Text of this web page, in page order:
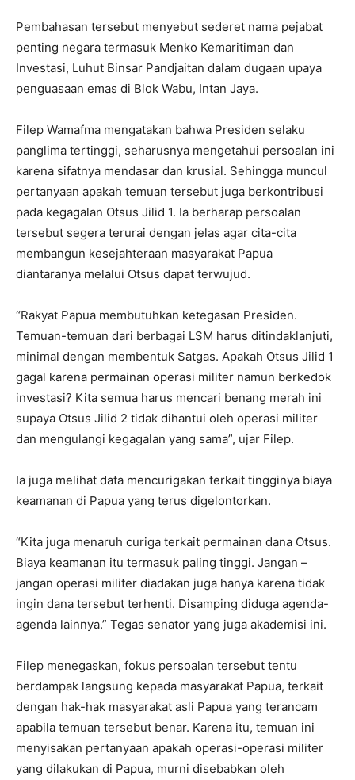
Pembahasan tersebut menyebut sederet nama pejabat
penting negara termasuk Menko Kemaritiman dan
Investasi, Luhut Binsar Pandjaitan dalam dugaan upaya
penguasaan emas di Blok Wabu, Intan Jaya.
Filep Wamafma mengatakan bahwa Presiden selaku
panglima tertinggi, seharusnya mengetahui persoalan ini
karena sifatnya mendasar dan krusial. Sehingga muncul
pertanyaan apakah temuan tersebut juga berkontribusi
pada kegagalan Otsus Jilid 1. Ia berharap persoalan
tersebut segera terurai dengan jelas agar cita-cita
membangun kesejahteraan masyarakat Papua
diantaranya melalui Otsus dapat terwujud.
“Rakyat Papua membutuhkan ketegasan Presiden.
Temuan-temuan dari berbagai LSM harus ditindaklanjuti,
minimal dengan membentuk Satgas. Apakah Otsus Jilid 1
gagal karena permainan operasi militer namun berkedok
investasi? Kita semua harus mencari benang merah ini
supaya Otsus Jilid 2 tidak dihantui oleh operasi militer
dan mengulangi kegagalan yang sama”, ujar Filep.
Ia juga melihat data mencurigakan terkait tingginya biaya
keamanan di Papua yang terus digelontorkan.
“Kita juga menaruh curiga terkait permainan dana Otsus.
Biaya keamanan itu termasuk paling tinggi. Jangan –
jangan operasi militer diadakan juga hanya karena tidak
ingin dana tersebut terhenti. Disamping diduga agenda-
agenda lainnya.” Tegas senator yang juga akademisi ini.
Filep menegaskan, fokus persoalan tersebut tentu
berdampak langsung kepada masyarakat Papua, terkait
dengan hak-hak masyarakat asli Papua yang terancam
apabila temuan tersebut benar. Karena itu, temuan ini
menyisakan pertanyaan apakah operasi-operasi militer
yang dilakukan di Papua, murni disebabkan oleh